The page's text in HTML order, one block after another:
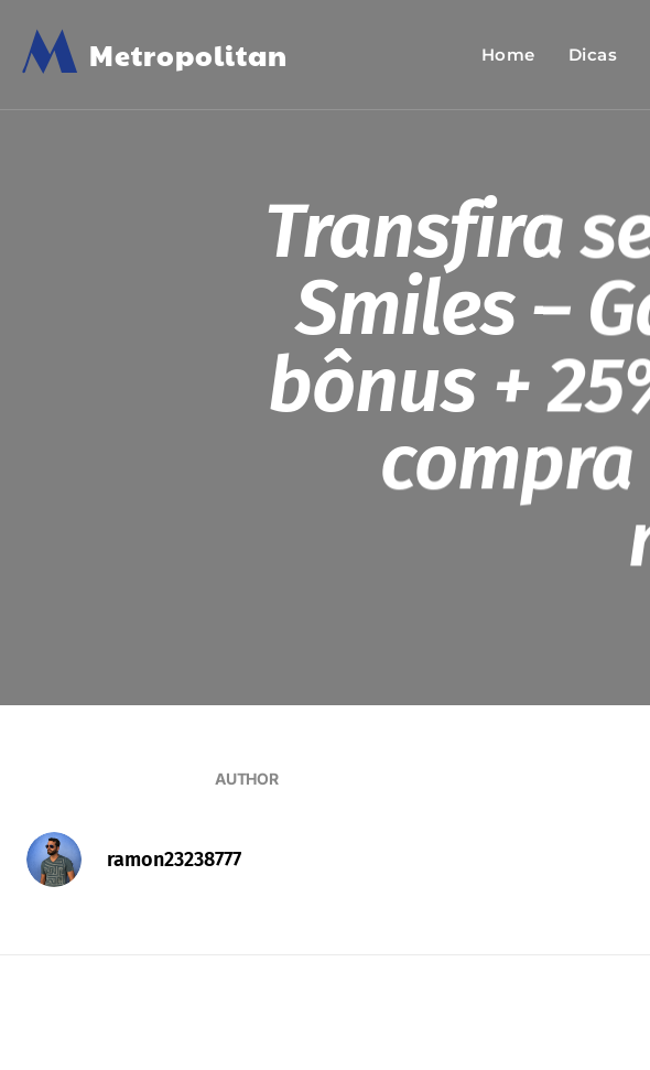
M Metropolitan Home Dicas
Transfira
Smiles –
bônus +
AUTHOR
ramon23238777